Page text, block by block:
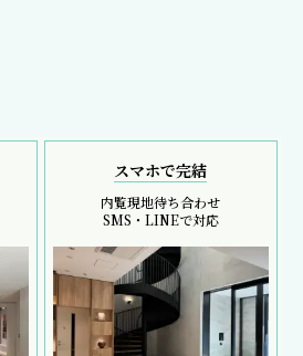
スマホで完結
内覧現地待ち合わせ
SMS・LINEで対応